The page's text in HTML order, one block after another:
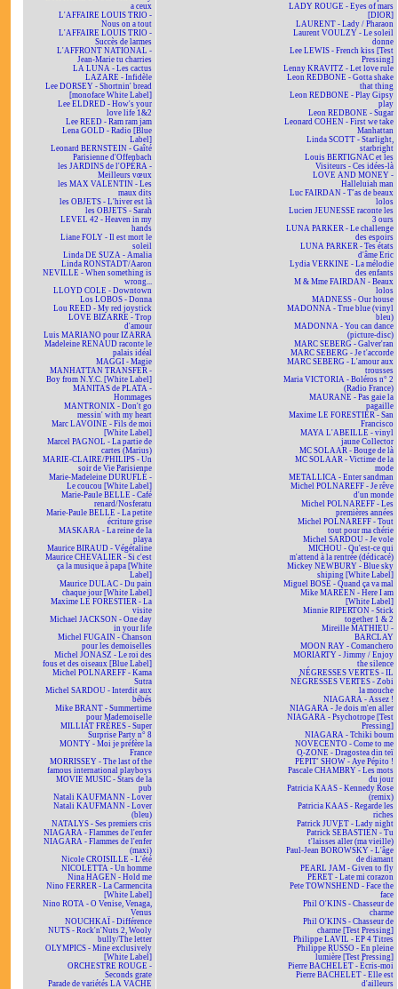
a ceux
L'AFFAIRE LOUIS TRIO -
Nous on a tout
L'AFFAIRE LOUIS TRIO -
Succès de larmes
L'AFFRONT NATIONAL -
Jean-Marie tu charries
LA LUNA - Les cactus
LAZARE - Infidèle
Lee DORSEY - Shortnin' bread
[monoface White Label]
Lee ELDRED - How's your
love life 1&2
Lee REED - Ram ram jam
Lena GOLD - Radio [Blue
Label]
Leonard BERNSTEIN - Gaîté
Parisienne d'Offenbach
les JARDINS de l'OPÉRA -
Meilleurs vœux
les MAX VALENTIN - Les
maux dits
les OBJETS - L'hiver est là
les OBJETS - Sarah
LEVEL 42 - Heaven in my
hands
Liane FOLY - Il est mort le
soleil
Linda DE SUZA - Amalia
Linda RONSTADT/Aaron
NEVILLE - When something is
wrong...
LLOYD COLE - Downtown
Los LOBOS - Donna
Lou REED - My red joystick
LOVE BIZARRE - Trop
d'amour
Luis MARIANO pour IZARRA
Madeleine RENAUD raconte le
palais idéal
MAGGI - Magie
MANHATTAN TRANSFER -
Boy from N.Y.C. [White Label]
MANITAS de PLATA -
Hommages
MANTRONIX - Don't go
messin' with my heart
Marc LAVOINE - Fils de moi
[White Label]
Marcel PAGNOL - La partie de
cartes (Marius)
MARIE-CLAIRE/PHILIPS - Un
soir de Vie Parisienne
Marie-Madeleine DURUFLÉ -
Le coucou [White Label]
Marie-Paule BELLE - Café
renard/Nosferatu
Marie-Paule BELLE - La petite
écriture grise
MASKARA - La reine de la
playa
Maurice BIRAUD - Végétaline
Maurice CHEVALIER - Si c'est
ça la musique à papa [White
Label]
Maurice DULAC - Du pain
chaque jour [White Label]
Maxime LE FORESTIER - La
visite
Michael JACKSON - One day
in your life
Michel FUGAIN - Chanson
pour les demoiselles
Michel JONASZ - Le roi des
fous et des oiseaux [Blue Label]
Michel POLNAREFF - Kama
Sutra
Michel SARDOU - Interdit aux
bébés
Mike BRANT - Summertime
pour Mademoiselle
MILLIAT FRÈRES - Super
Surprise Party n° 8
MONTY - Moi je préfère la
France
MORRISSEY - The last of the
famous international playboys
MOVIE MUSIC - Stars de la
pub
Natali KAUFMANN - Lover
Natali KAUFMANN - Lover
(bleu)
NATALYS - Ses premiers cris
NIAGARA - Flammes de l'enfer
NIAGARA - Flammes de l'enfer
(maxi)
Nicole CROISILLE - L'été
NICOLETTA - Un homme
Nina HAGEN - Hold me
Nino FERRER - La Carmencita
[White Label]
Nino ROTA - O Venise, Venaga,
Venus
NOUCHKAÏ - Différence
NUTS - Rock'n'Nuts 2, Wooly
bully/The letter
OLYMPICS - Mine exclusively
[White Label]
ORCHESTRE ROUGE -
Seconds grate
Parade de variétés LA VACHE
LADY ROUGE - Eyes of mars
[DIOR]
LAURENT - Lady / Pharaon
Laurent VOULZY - Le soleil
donne
Lee LEWIS - French kiss [Test
Pressing]
Lenny KRAVITZ - Let love rule
Leon REDBONE - Gotta shake
that thing
Leon REDBONE - Play Gipsy
play
Leon REDBONE - Sugar
Leonard COHEN - First we take
Manhattan
Linda SCOTT - Starlight,
starbright
Louis BERTIGNAC et les
Visiteurs - Ces idées-là
LOVE AND MONEY -
Halleluiah man
Luc FAIRDAN - T'as de beaux
lolos
Lucien JEUNESSE raconte les
3 ours
LUNA PARKER - Le challenge
des espoirs
LUNA PARKER - Tes états
d'âme Eric
Lydia VERKINE - La mélodie
des enfants
M & Mme FAIRDAN - Beaux
lolos
MADNESS - Our house
MADONNA - True blue (vinyl
bleu)
MADONNA - You can dance
(picture-disc)
MARC SEBERG - Galver'ran
MARC SEBERG - Je t'accorde
MARC SEBERG - L'amour aux
trousses
Maria VICTORIA - Boléros n° 2
(Radio France)
MAURANE - Pas gaie la
pagaille
Maxime LE FORESTIER - San
Francisco
MAYA L'ABEILLE - vinyl
jaune Collector
MC SOLAAR - Bouge de là
MC SOLAAR - Victime de la
mode
METALLICA - Enter sandman
Michel POLNAREFF - Je rêve
d'un monde
Michel POLNAREFF - Les
premières années
Michel POLNAREFF - Tout
tout pour ma chérie
Michel SARDOU - Je vole
MICHOU - Qu'est-ce qui
m'attend à la rentrée (dédicacé)
Mickey NEWBURY - Blue sky
shining [White Label]
Miguel BOSÉ - Quand ça va mal
Mike MAREEN - Here I am
[White Label]
Minnie RIPERTON - Stick
together 1 & 2
Mireille MATHIEU -
BARCLAY
MOON RAY - Comanchero
MORIARTY - Jimmy / Enjoy
the silence
NÉGRESSES VERTES - IL
NÉGRESSES VERTES - Zobi
la mouche
NIAGARA - Assez !
NIAGARA - Je dois m'en aller
NIAGARA - Psychotrope [Test
Pressing]
NIAGARA - Tchiki boum
NOVECENTO - Come to me
O-ZONE - Dragostea din teï
PÉPIT' SHOW - Aye Pépito !
Pascale CHAMBRY - Les mots
du jour
Patricia KAAS - Kennedy Rose
(remix)
Patricia KAAS - Regarde les
riches
Patrick JUVET - Lady night
Patrick SÉBASTIEN - Tu
t'laisses aller (ma vieille)
Paul-Jean BOROWSKY - L'âge
de diamant
PEARL JAM - Given to fly
PERET - Late mi corazon
Pete TOWNSHEND - Face the
face
Phil O'KINS - Chasseur de
charme
Phil O'KINS - Chasseur de
charme [Test Pressing]
Philippe LAVIL - EP 4 Titres
Philippe RUSSO - En pleine
lumière [Test Pressing]
Pierre BACHELET - Écris-moi
Pierre BACHELET - Elle est
d'ailleurs